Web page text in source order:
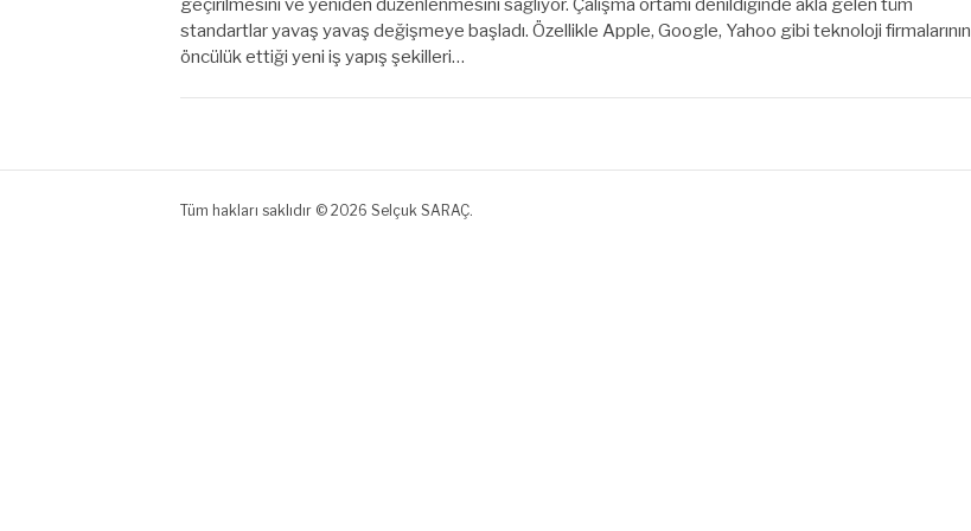
geçirilmesini ve yeniden düzenlenmesini sağlıyor. Çalışma ortamı denildiğinde akla gelen tüm
standartlar yavaş yavaş değişmeye başladı. Özellikle Apple, Google, Yahoo gibi teknoloji firmalarının
öncülük ettiği yeni iş yapış şekilleri…
Tüm hakları saklıdır © 2026 Selçuk SARAÇ.